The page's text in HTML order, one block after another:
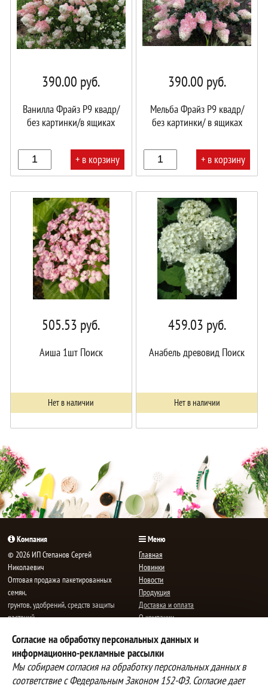
390.00 руб.
Ванилла Фрайз Р9 квадр/
без картинки/в ящиках
+ в корзину
корзине!
390.00 руб.
Мельба Фрайз Р9 квадр/
без картинки/ в ящиках
+ в корзину
корзине!
505.53 руб.
Аиша 1шт Поиск
Нет в наличии
459.03 руб.
Анабель древовид Поиск
Нет в наличии
Согласие на обработку персональных данных и
информационно-рекламные рассылки
Мы собираем согласия на обработку персональных данных в
соответствие с Федеральным Законом 152-ФЗ. Согласие дает
Компания
© 2026 ИП Степанов Сергей
Николаевич
Oптовая продажа пакетированных
семян,
грунтов, удобрений, средств защиты
растений.
E-mail:mail@semenauspeha.ru
Телефон: +7 (8352) 28-80-34
Адрес: г. Чебоксары, пр. Мира 76 А
Меню
Главная
Новинки
Новости
Продукция
Доставка и оплата
О компании
Контакты